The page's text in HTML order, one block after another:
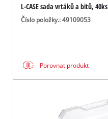
L-CASE sada vrtáků a bitů, 40ks
Číslo položky.: 49109053
Porovnat produkt